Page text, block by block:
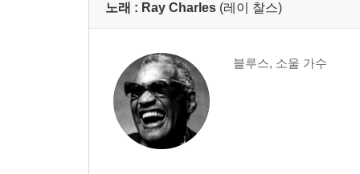
노래 : Ray Charles (레이 찰스)
블루스, 소울 가수